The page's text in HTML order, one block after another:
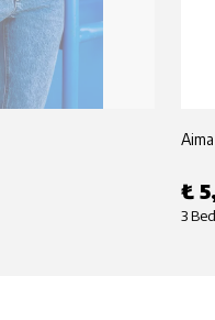
₺
3